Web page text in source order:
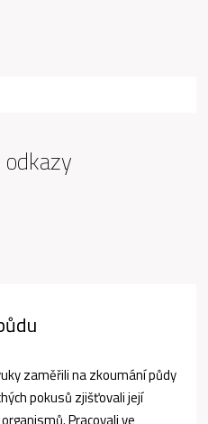
zaměřili na zkoumání půdy
pokusů zjišťovali její
odkazy